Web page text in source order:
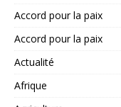
Accord pour la paix
Accord pour la paix
Actualité
Afrique